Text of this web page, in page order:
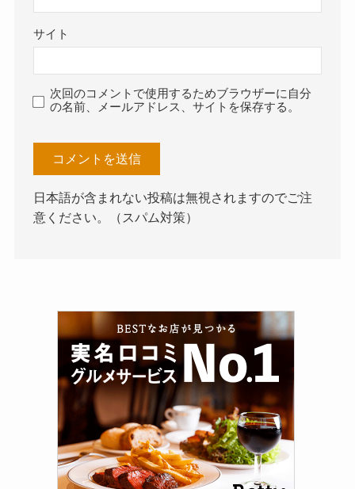
サイト
次回のコメントで使用するためブラウザーに自分
の名前、メールアドレス、サイトを保存する。
日本語が含まれない投稿は無視されますのでご注
意ください。（スパム対策）